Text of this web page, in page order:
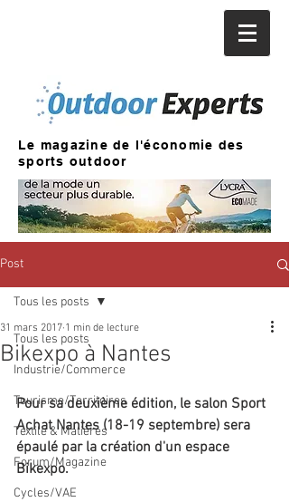
Le magazine de l'économie des
sports outdoor
Post
Tous les posts
Industrie/Commerce
Tourisme/Territoires
Textile & Matières
Forum/Magazine
Cycles/VAE
Tous les posts
Bikexpo à Nantes
31 mars 2017 1 min de lecture
Pour sa deuxième édition, le salon Sport
Achat Nantes (18-19 septembre) sera
épaulé par la création d'un espace
Bikexpo.